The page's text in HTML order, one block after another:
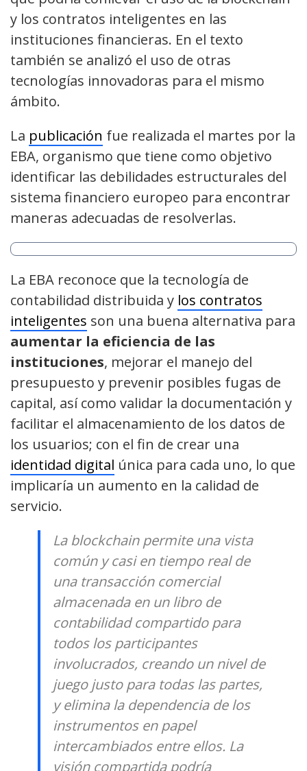
y los contratos inteligentes en las
instituciones financieras. En el texto
también se analizó el uso de otras
tecnologías innovadoras para el mismo
ámbito.
La publicación fue realizada el martes por la
EBA, organismo que tiene como objetivo
identificar las debilidades estructurales del
sistema financiero europeo para encontrar
maneras adecuadas de resolverlas.
La EBA reconoce que la tecnología de
contabilidad distribuida y los contratos
inteligentes son una buena alternativa para
aumentar la eficiencia de las
instituciones, mejorar el manejo del
presupuesto y prevenir posibles fugas de
capital, así como validar la documentación y
facilitar el almacenamiento de los datos de
los usuarios; con el fin de crear una
identidad digital única para cada uno, lo que
implicaría un aumento en la calidad de
servicio.
La blockchain permite una vista
común y casi en tiempo real de
una transacción comercial
almacenada en un libro de
contabilidad compartido para
todos los participantes
involucrados, creando un nivel de
juego justo para todas las partes,
y elimina la dependencia de los
instrumentos en papel
intercambiados entre ellos. La
visión compartida podría